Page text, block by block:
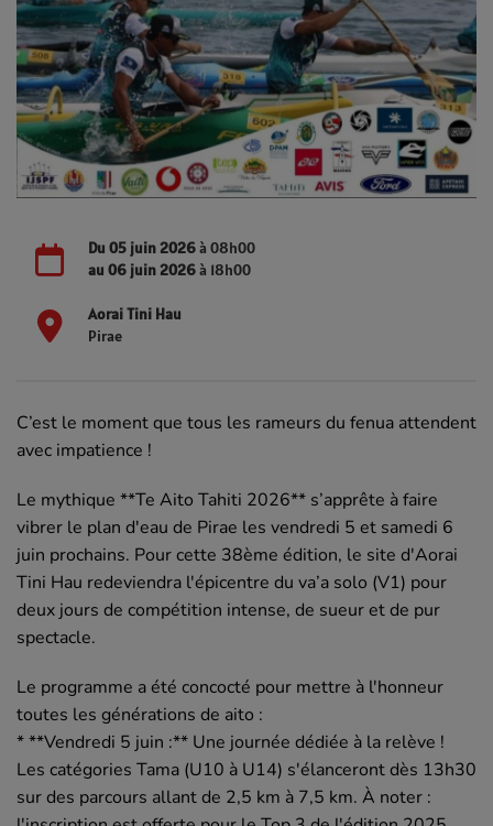
Du 05 juin 2026à 08h00
au 06 juin 2026à 18h00
Aorai Tini Hau
Pirae
C’est le moment que tous les rameurs du fenua attendent
avec impatience !
Le mythique **Te Aito Tahiti 2026** s’apprête à faire
vibrer le plan d'eau de Pirae les vendredi 5 et samedi 6
juin prochains. Pour cette 38ème édition, le site d'Aorai
Tini Hau redeviendra l'épicentre du va’a solo (V1) pour
deux jours de compétition intense, de sueur et de pur
spectacle.
Le programme a été concocté pour mettre à l'honneur
toutes les générations de aito :
* **Vendredi 5 juin :** Une journée dédiée à la relève !
Les catégories Tama (U10 à U14) s'élanceront dès 13h30
sur des parcours allant de 2,5 km à 7,5 km. À noter :